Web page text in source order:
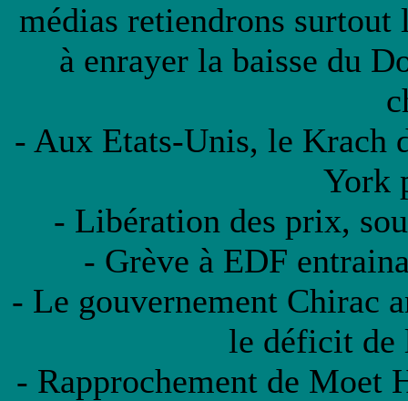
médias retiendrons
à enrayer la baisse du
- Aux Etats-Unis, le Krach
York
- Libération des prix,
- Grève à EDF
- Le gouvernement Chirac
le déficit de
- Rapprochement de Moet